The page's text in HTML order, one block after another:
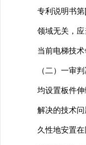
专利说明书
领域无关，
当前电梯技
（二）一审
均设置板件
解决的技术
久性地安置